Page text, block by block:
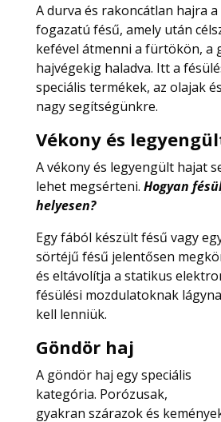
A durva és rakoncátlan hajra
fogazatú fésű, amely után
kefével átmenni a fürtökön, a
hajvégekig haladva. Itt a
speciális termékek, az olajak
nagy segítségünkre.
Vékony és
A vékony és legyengült hajat
lehet megsérteni. Hogyan
helyesen?
Egy fából készült fésű vagy
sörtéjű fésű jelentősen
és eltávolítja a statikus
fésülési mozdulatoknak
kell lenniük.
Göndör haj
A göndör haj egy speciális
kategória. Porózusak,
gyakran szárazok és